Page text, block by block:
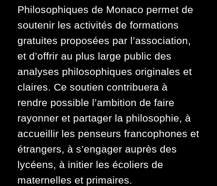
Philosophiques de Monaco permet de
soutenir les activités de formations
gratuites proposées par l’association,
et d’offrir au plus large public des
analyses philosophiques originales et
claires. Ce soutien contribuera à
rendre possible l’ambition de faire
rayonner et partager la philosophie, à
accueillir les penseurs francophones et
étrangers, à s’engager auprès des
lycéens, à initier les écoliers de
maternelles et primaires.